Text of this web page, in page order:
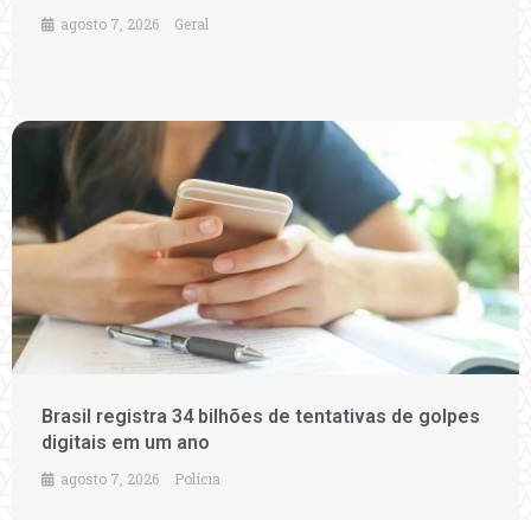
agosto 7, 2026 Geral
Brasil registra 34 bilhões de tentativas de golpes
digitais em um ano
agosto 7, 2026 Polícia